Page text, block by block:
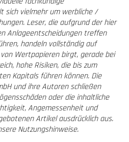
sich vielmehr um werbliche /
Leser, die aufgrund der hier
Anlageentscheidungen treffen
handeln vollständig auf
Wertpapieren birgt, gerade bei
hohe Risiken, die bis zum
Kapitals führen können. Die
und ihre Autoren schließen
oder die inhaltliche
Angemessenheit und
Artikel ausdrücklich aus.
Nutzungshinweise.